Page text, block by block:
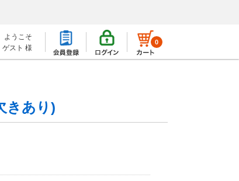
ようこそ
ゲスト 様
0
きあり)